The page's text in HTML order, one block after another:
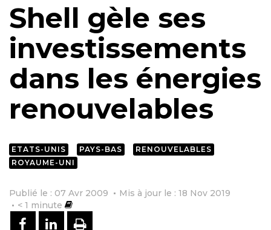
Shell gèle ses
investissements
dans les énergies
renouvelables
ETATS-UNIS PAYS-BAS
RENOUVELABLES
ROYAUME-UNI
Publié le : 07 Avr 2009
Mis à jour le : 18 Nov 2019
< 1 minute
PARTAGER SUR FACEBOOK
PARTAGER SUR LINKEDIN
IMPRIMER